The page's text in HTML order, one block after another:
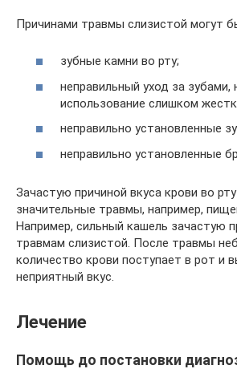
Причинами травмы слизистой могут
зубные камни во рту;
неправильный уход за зубами,
использование слишком
неправильно установленные
неправильно установленные
Зачастую причиной вкуса крови во
значительные травмы, например,
Например, сильный кашель зачастую
травмам слизистой. После травмы
количество крови поступает в рот и
неприятный вкус.
Лечение
Помощь до постановки